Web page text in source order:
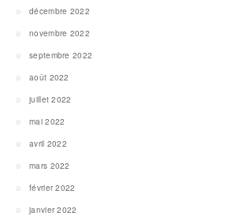
décembre 2022
novembre 2022
septembre 2022
août 2022
juillet 2022
mai 2022
avril 2022
mars 2022
février 2022
janvier 2022